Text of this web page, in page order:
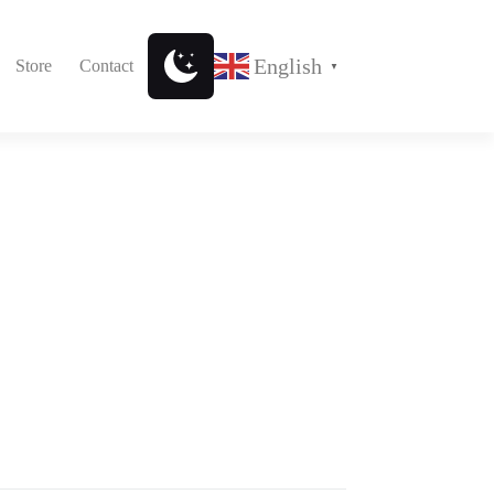
Store Contact English ▼